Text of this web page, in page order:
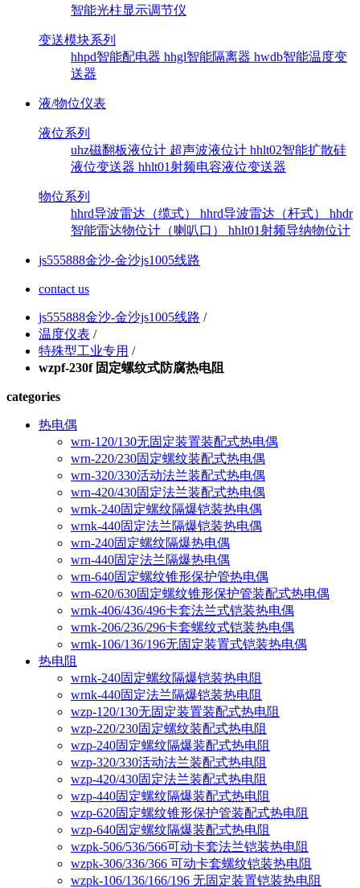
智能光柱显示调节仪
变送模块系列
hhpd智能配电器 hhgl智能隔离器 hwdb智能温度变
送器
液/物位仪表
液位系列
uhz磁翻板液位计 超声波液位计 hhlt02智能扩散硅
液位变送器 hhlt01射频电容液位变送器
物位系列
hhrd导波雷达（缆式） hhrd导波雷达（杆式） hhdr
智能雷达物位计（喇叭口） hhlt01射频导纳物位计
js555888金沙-金沙js1005线路
contact us
js555888金沙-金沙js1005线路 /
温度仪表 /
特殊型工业专用 /
wzpf-230f 固定螺纹式防腐热电阻
categories
热电偶
wrn-120/130无固定装置装配式热电偶
wrn-220/230固定螺纹装配式热电偶
wrn-320/330活动法兰装配式热电偶
wrn-420/430固定法兰装配式热电偶
wrnk-240固定螺纹隔爆铠装热电偶
wrnk-440固定法兰隔爆铠装热电偶
wrn-240固定螺纹隔爆热电偶
wrn-440固定法兰隔爆热电偶
wrn-640固定螺纹锥形保护管热电偶
wrn-620/630固定螺纹锥形保护管装配式热电偶
wrnk-406/436/496卡套法兰式铠装热电偶
wrnk-206/236/296卡套螺纹式铠装热电偶
wrnk-106/136/196无固定装置式铠装热电偶
热电阻
wrnk-240固定螺纹隔爆铠装热电阻
wrnk-440固定法兰隔爆铠装热电阻
wzp-120/130无固定装置装配式热电阻
wzp-220/230固定螺纹装配式热电阻
wzp-240固定螺纹隔爆装配式热电阻
wzp-320/330活动法兰装配式热电阻
wzp-420/430固定法兰装配式热电阻
wzp-440固定螺纹隔爆装配式热电阻
wzp-620固定螺纹锥形保护管装配式热电阻
wzp-640固定螺纹隔爆装配式热电阻
wzpk-506/536/566可动卡套法兰铠装热电阻
wzpk-306/336/366 可动卡套螺纹铠装热电阻
wzpk-106/136/166/196 无固定装置铠装热电阻